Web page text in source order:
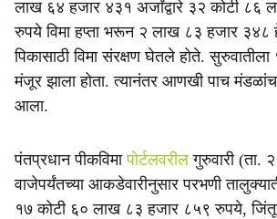
लाख ६४ हजार ४३१ अर्जांद्वारे ३२ कोटी ८६
रुपये विमा हप्ता भरून २ लाख ८३ हजार ३४८
पिकासाठी विमा संरक्षण घेतले होते. सुरुवातीला
मंजूर झाला होता. त्यानंतर आणखी पाच
आला.
पंतप्रधान पीकविमापोर्टलवरीलगुरुवारी (ता.
वाजेपर्यंतच्या आकडेवारीनुसार परभणी
१७ कोटी ६० लाख ८३ हजार ८५९ रुपये,